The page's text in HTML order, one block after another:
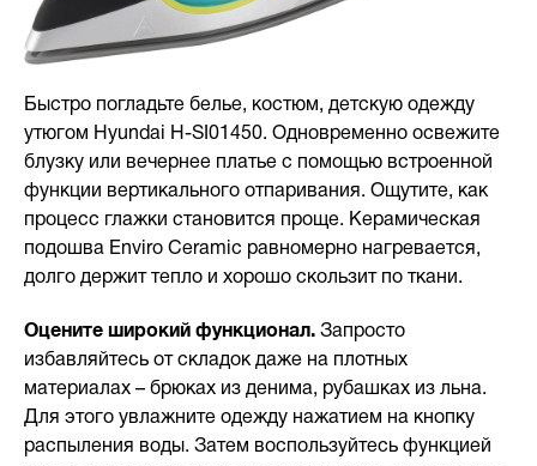
Быстро погладьте белье, костюм, детскую одежду
утюгом Hyundai H-SI01450. Одновременно освежите
блузку или вечернее платье с помощью встроенной
функции вертикального отпаривания. Ощутите, как
процесс глажки становится проще. Керамическая
подошва Enviro Ceramic равномерно нагревается,
долго держит тепло и хорошо скользит по ткани.
Оцените широкий функционал. Запросто
избавляйтесь от складок даже на плотных
материалах – брюках из денима, рубашках из льна.
Для этого увлажните одежду нажатием на кнопку
распыления воды. Затем воспользуйтесь функцией